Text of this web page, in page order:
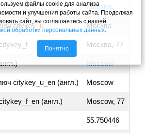
Москва
citykey_u Москва
Москва, 77
Moscow
citykey_u_en (англ.) Moscow
(англ.) Moscow, 77
55.750446
файлы cookie для анализа
и улучшения работы сайта. Продолжая
сайт, вы соглашаетесь с нашей
обработки персональных данных.
Понятно